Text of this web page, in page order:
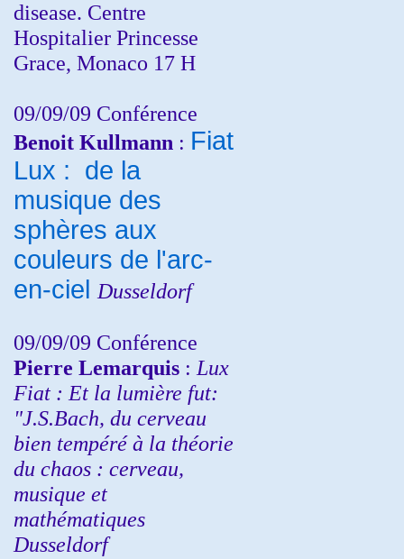
disease. Centre
Hospitalier Princesse
Grace, Monaco 17 H
09/09/09 Conférence
Benoit Kullmann : Fiat
Lux : de la
musique des
sphères aux
couleurs de l'arc-
en-ciel Dusseldorf
09/09/09 Conférence
Pierre Lemarquis : Lux
Fiat : Et la lumière fut:
"J.S.Bach, du cerveau
bien tempéré à la théorie
du chaos : cerveau,
musique et
mathématiques
Dusseldorf